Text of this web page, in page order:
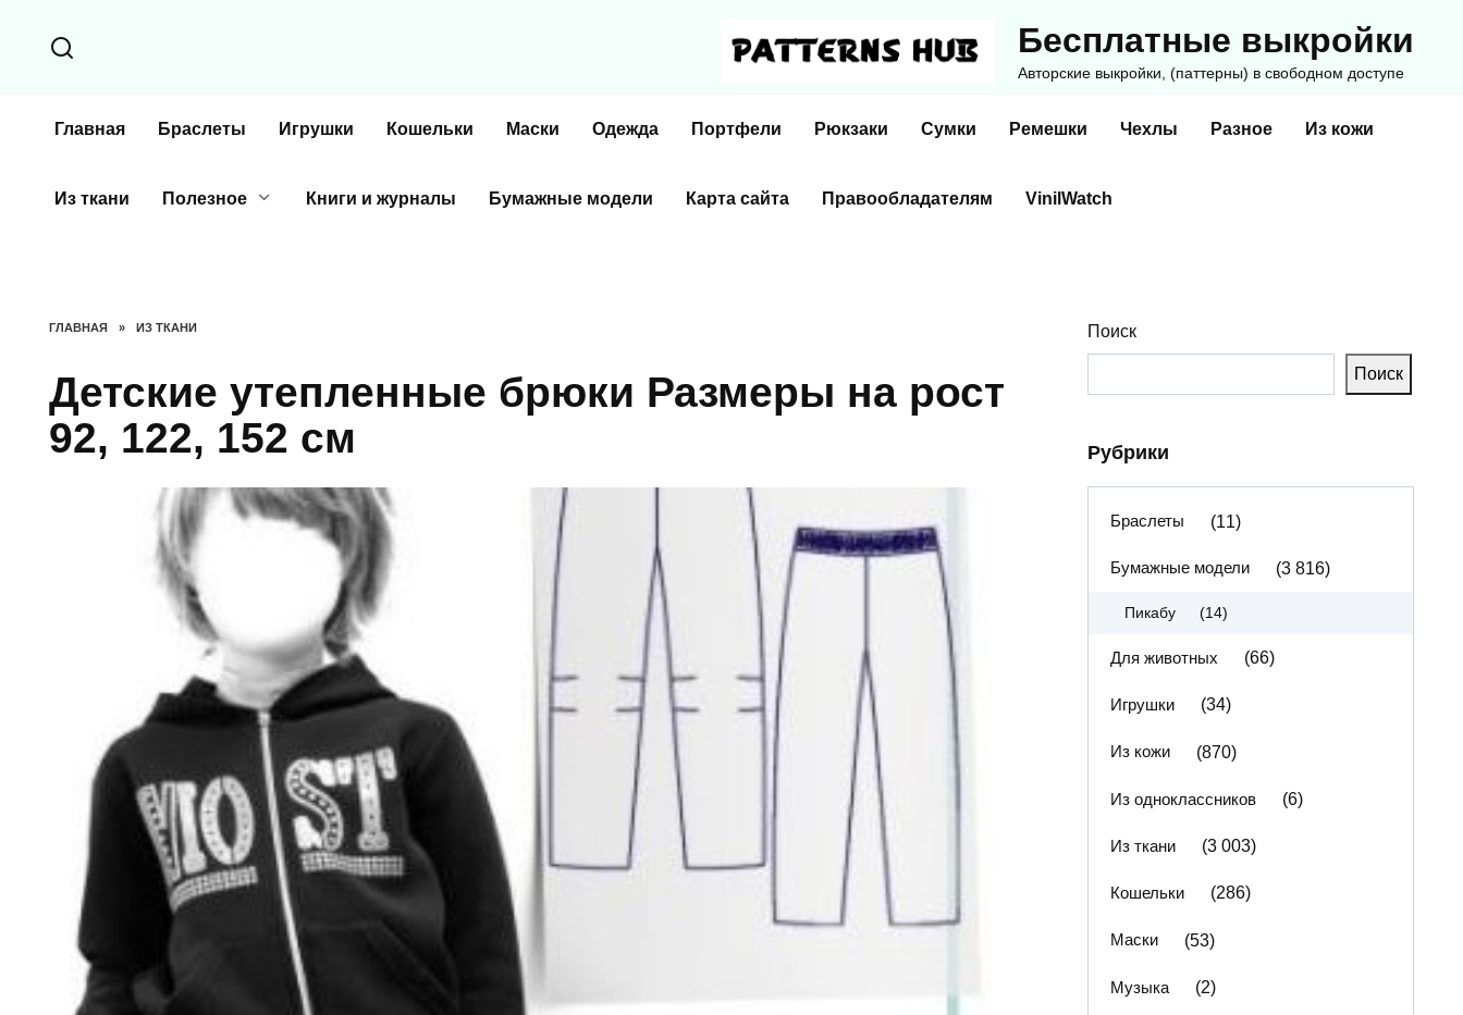
содержанию
Бесплатные выкройки
Авторские выкройки, (паттерны) в свободном доступе
Главная Браслеты Игрушки Кошельки Маски Одежда Портфели Рюкзаки Сумки Ремешки Чехлы Разное Из кожи
Из ткани Полезное Книги и журналы Бумажные модели Карта сайта Правообладателям VinilWatch
ГЛАВНАЯ » ИЗ ТКАНИ
Детские утепленные брюки Размеры на рост
92, 122, 152 см
Поиск
Поиск
Рубрики
Браслеты (11)
Бумажные модели (3 816)
Пикабу (14)
Для животных (66)
Игрушки (34)
Из кожи (870)
Из одноклассников (6)
Из ткани (3 003)
Кошельки (286)
Маски (53)
Музыка (2)